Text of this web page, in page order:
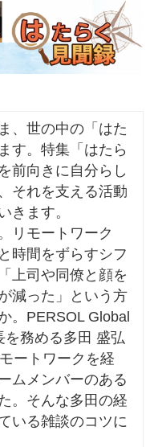
、世の中の「はた
す。特集「はたら
前向きに自分らし
それを支える活動
きます。
リモートワーク
時間をずらすシフ
上司や同僚と顔を
減った」という方
。PERSOL Global
務める多田 盛弘
ートワークを経
ムメンバーのある
。そんな多田の経
いる雑談のコツに